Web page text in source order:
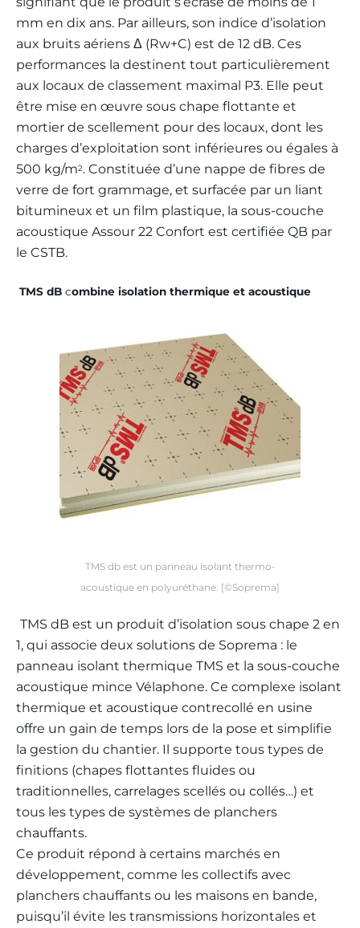
mm en dix ans. Par ailleurs, son indice d’isolation
aux bruits aériens Δ (Rw+C) est de 12 dB. Ces
performances la destinent tout particulièrement
aux locaux de classement maximal P3. Elle peut
être mise en œuvre sous chape flottante et
mortier de scellement pour des locaux, dont les
charges d’exploitation sont inférieures ou égales à
500 kg/m2. Constituée d’une nappe de fibres de
verre de fort grammage, et surfacée par un liant
bitumineux et un film plastique, la sous-couche
acoustique Assour 22 Confort est certifiée QB par
le CSTB.
TMS dB combine isolation thermique et acoustique
TMS db est un panneau isolant thermo-
acoustique en polyuréthane. [©Soprema]
TMS dB est un produit d’isolation sous chape 2 en
1, qui associe deux solutions de Soprema : le
panneau isolant thermique TMS et la sous-couche
acoustique mince Vélaphone. Ce complexe isolant
thermique et acoustique contrecollé en usine
offre un gain de temps lors de la pose et simplifie
la gestion du chantier. Il supporte tous types de
finitions (chapes flottantes fluides ou
traditionnelles, carrelages scellés ou collés…) et
tous les types de systèmes de planchers
chauffants.
Ce produit répond à certains marchés en
développement, comme les collectifs avec
planchers chauffants ou les maisons en bande,
puisqu’il évite les transmissions horizontales et